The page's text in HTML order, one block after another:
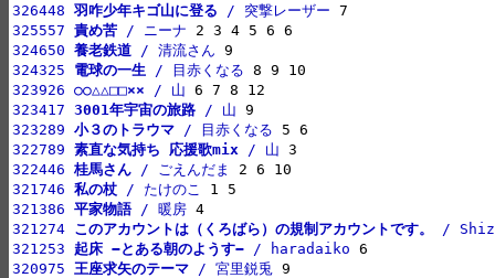
326448 羽咋少年キゴ山に登る / 突撃レーザー
325557 責め苦 / ニーナ
324650 養老鉄道 / 清流さん
324325 電球の一生 / 目赤くなる
323926 ○○△△□□×× / 山
323417 3001年宇宙の旅路 / 山
323289 小３のトラウマ / 目赤くなる
322789 素直な気持ち 応援歌mix / 山
322446 桂馬さん / ごえんだま
321746 私の杖 / たけのこ
321386 平家物語 / 暖房
321274 このアカウントは（くろばら）の規制アカウントです。
/
321253 起床 −とある朝のようす− / haradaiko
320975 王座求矢のテーマ / 宮里鋭兎